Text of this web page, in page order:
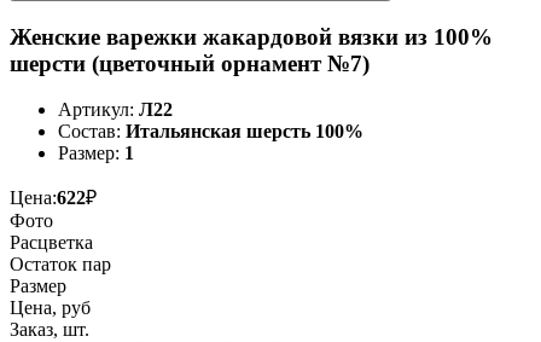
Женские варежки жакардовой вязки из 100%
шерсти (цветочный орнамент №7)
Артикул: Л22
Состав: Итальянская шерсть 100%
Размер: 1
Цена:622₽
Фото
Расцветка
Остаток пар
Размер
Цена, руб
Заказ, шт.